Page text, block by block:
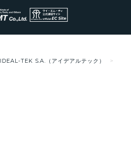
IDEAL-TEK S.A.（アイデアルテック）